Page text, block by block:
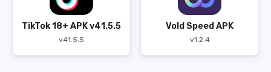
TikTok 18+ APK v41.5.5
v41.5.5
Vold Speed APK
v1.2.4